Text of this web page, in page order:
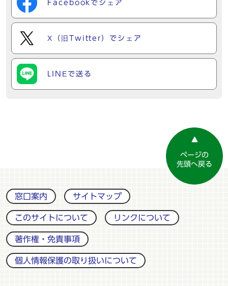
Facebookでシェア
X（旧Twitter）でシェア
LINEで送る
ページの
先頭へ戻る
窓口案内 サイトマップ
このサイトについて リンクについて
著作権・免責事項
個人情報保護の取り扱いについて